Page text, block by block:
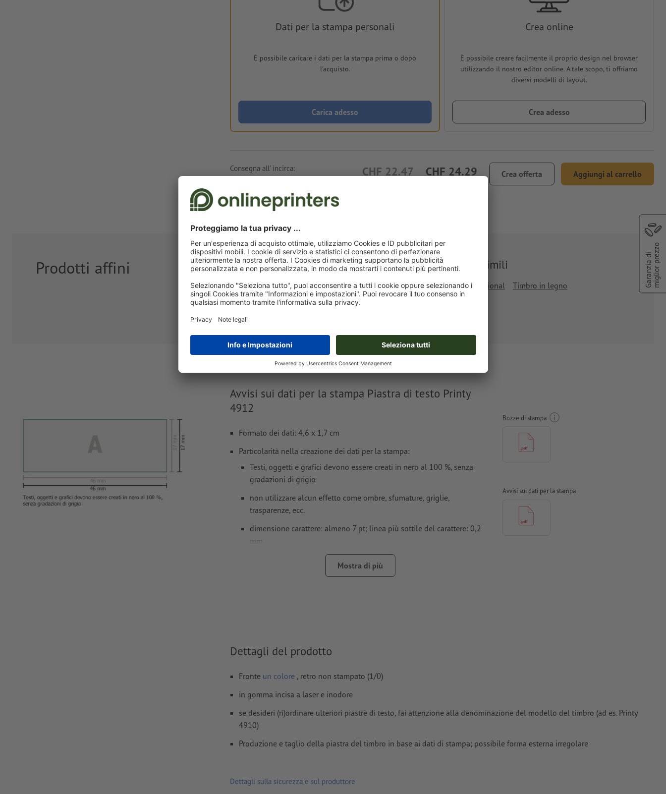
Dati per la stampa personali
È possibile caricare i dati per la stampa prima o dopo
l'acquisto.
Carica adesso
Crea online
È possibile creare facilmente il proprio design nel browser
utilizzando il nostro editor online. A tale scopo, ti offriamo
diversi modelli di layout.
Crea adesso
CHF 22.47 CHF 24.29 Crea offerta Aggiungi al carrello
Consegna all' incirca:
Peso: ca.50 g
Prodotti affini Piastra di testo Printy 4912
Trodat Printy 4910 Trodat Printy 4911
Trodat Printy 4912
Prodotti simili
Trodat Professional Timbro in legno
Avvisi sui dati per la stampa Piastra di testo Printy
4912
Formato dei dati: 4,6 x 1,7 cm
Particolarità nella creazione dei dati per la stampa:
Testi, oggetti e grafici devono essere creati in nero al 100 %, senza
gradazioni di grigio
non utilizzare alcun effetto come ombre, sfumature, griglie,
trasparenze, ecc.
dimensione carattere: almeno 7 pt; linea più sottile del carattere: 0,2
mm
utilizza i caratteri sans serif come Arial, Verdana o Helvetica
per ottenere un’impronta ottimale
Come si creano correttamente i dati di stampa?
Mostra di più
Bozze di stampa
Avvisi sui dati per la stampa
Dettagli del prodotto
Fronte un colore , retro non stampato (1/0)
in gomma incisa a laser e inodore
se desideri (ri)ordinare ulteriori piastre di testo, fai attenzione alla denominazione del modello del timbro (ad es. Printy
4910)
Produzione e taglio della piastra del timbro in base ai dati di stampa; possibile forma esterna irregolare
Dettagli sulla sicurezza e sul produttore
Garanzia dimiglior prezzo